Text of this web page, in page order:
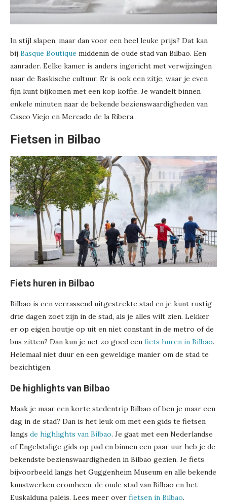
In stijl slapen, maar dan voor een heel leuke prijs? Dat kan
bij Basque Boutique middenin de oude stad van Bilbao. Een
aanrader. Eelke kamer is anders ingericht met verwijzingen
naar de Baskische cultuur. Er is ook een zitje, waar je even
fijn kunt bijkomen met een kop koffie. Je wandelt binnen
enkele minuten naar de bekende bezienswaardigheden van
Casco Viejo en Mercado de la Ribera.
Fietsen in Bilbao
Fiets huren in Bilbao
Bilbao is een verrassend uitgestrekte stad en je kunt rustig
drie dagen zoet zijn in de stad, als je alles wilt zien. Lekker
er op eigen houtje op uit en niet constant in de metro of de
bus zitten? Dan kun je net zo goed een fiets huren in Bilbao.
Helemaal niet duur en een geweldige manier om de stad te
bezichtigen.
De highlights van Bilbao
Maak je maar een korte stedentrip Bilbao of ben je maar een
dag in de stad? Dan is het leuk om met een gids te fietsen
langs de highlights van Bilbao. Je gaat met een Nederlandse
of Engelstalige gids op pad en binnen een paar uur heb je de
bekendste bezienswaardigheden in Bilbao gezien. Je fiets
bijvoorbeeld langs het Guggenheim Museum en alle bekende
kunstwerken eromheen, de oude stad van Bilbao en het
Euskalduna paleis. Lees meer over fietsen in Bilbao.